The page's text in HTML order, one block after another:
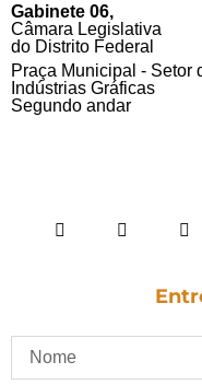
Gabinete 06,
Câmara Legislativa
do Distrito Federal
Praça Municipal - Setor
Indústrias Gráficas
Segundo andar